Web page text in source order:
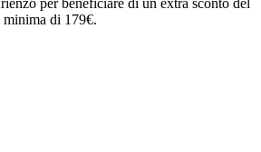
per beneficiare di un extra sconto del
minima di 179€.